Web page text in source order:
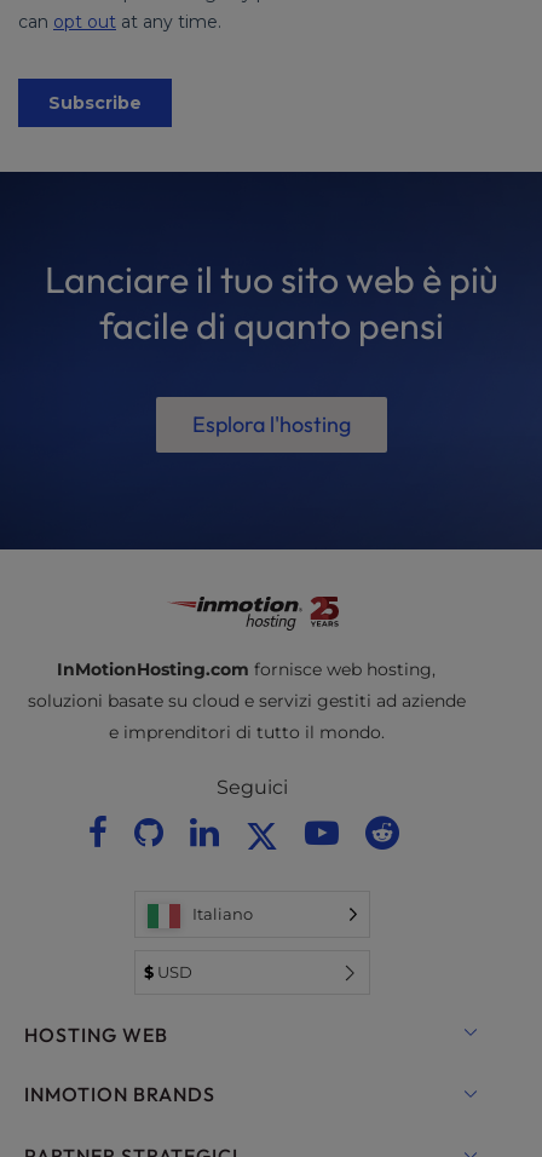
Lanciare il tuo sito web è più
facile di quanto pensi
Esplora l'hosting
InMotionHosting.com fornisce web hosting,
soluzioni basate su cloud e servizi gestiti ad aziende
e imprenditori di tutto il mondo.
Seguici
Italiano
$USD
HOSTING WEB
Hosting condiviso
INMOTION BRANDS
RamNode Cloud